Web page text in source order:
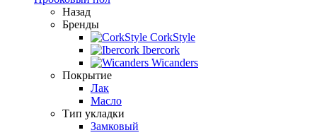
Назад
Бренды
CorkStyle
Ibercork
Wicanders
Покрытие
Лак
Масло
Тип укладки
Замковый